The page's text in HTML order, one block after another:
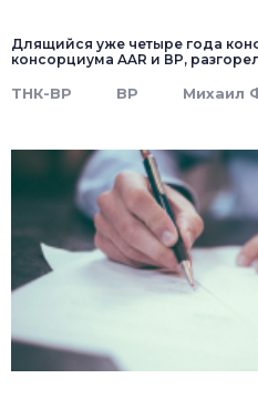
Длящийся уже четыре года
консорциума AAR и ВР,
ТНК-ВР ВР Михаил